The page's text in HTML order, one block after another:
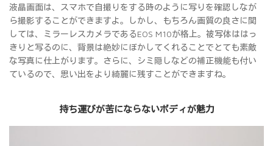
液晶画面は、スマホで自撮りをする時のように写りを確認しなが
ら撮影することができますよ。しかし、もちろん画質の良さに関
しては、ミラーレスカメラであるEOS M10が格上。被写体ははっ
きりと写るのに、背景は絶妙にぼかしてくれることでとても素敵
な写真に仕上がります。さらに、シミ隠しなどの補正機能も付い
ているので、思い出をより綺麗に残すことができますね。
持ち運びが苦にならないボディが魅力